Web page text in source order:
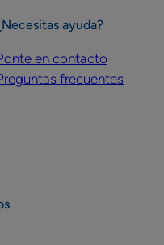
ayuda?
en contacto
frecuentes